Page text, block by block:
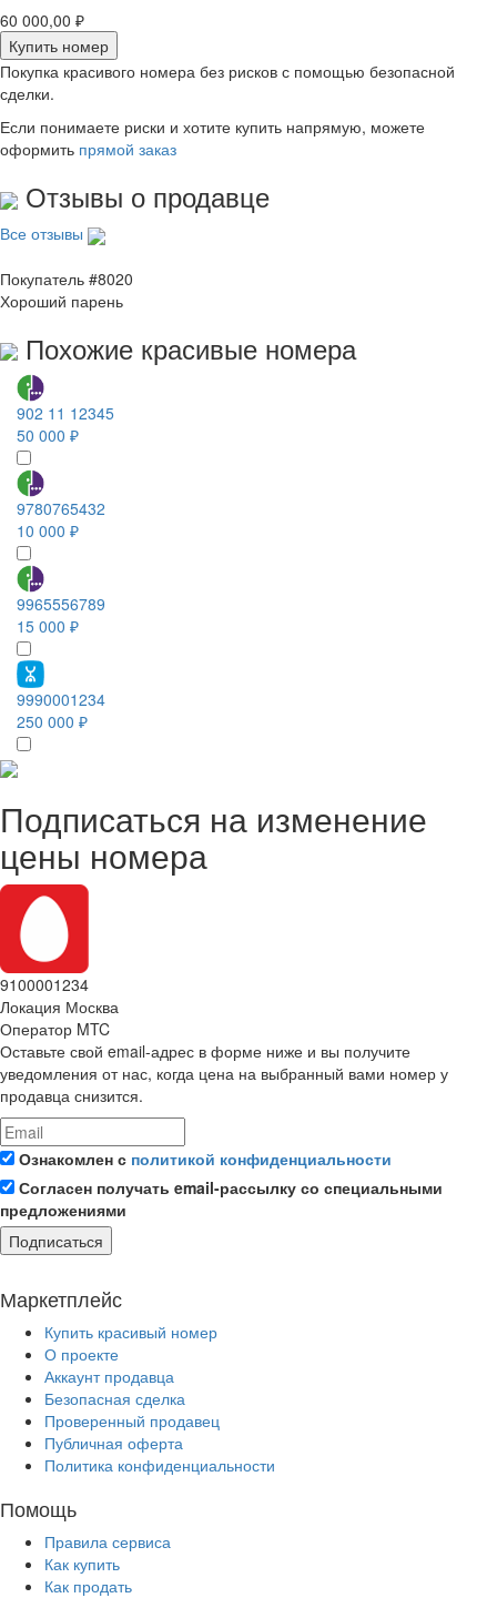
60 000,00 ₽
Купить номер
Покупка красивого номера без рисков с помощью безопасной
сделки.
Если понимаете риски и хотите купить напрямую, можете
оформить прямой заказ
Отзывы о продавце
Все отзывы
Покупатель #8020
Хороший парень
Похожие красивые номера
902 11 12345
50 000 ₽
9780765432
10 000 ₽
9965556789
15 000 ₽
9990001234
250 000 ₽
Подписаться на изменение
цены номера
9100001234
Локация Москва
Оператор MTC
Оставьте свой email-адрес в форме ниже и вы получите
уведомления от нас, когда цена на выбранный вами номер у
продавца снизится.
Ознакомлен с политикой конфиденциальности
Согласен получать email-рассылку со специальными
предложениями
Подписаться
Маркетплейс
Купить красивый номер
О проекте
Аккаунт продавца
Безопасная сделка
Проверенный продавец
Публичная оферта
Политика конфиденциальности
Помощь
Правила сервиса
Как купить
Как продать